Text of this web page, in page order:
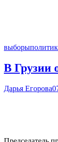
выборы
В Грузии
Дарья Егорова